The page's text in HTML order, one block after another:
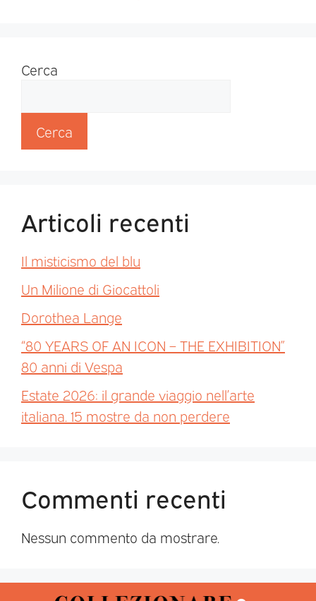
Cerca
Cerca
Articoli recenti
Il misticismo del blu
Un Milione di Giocattoli
Dorothea Lange
“80 YEARS OF AN ICON – THE EXHIBITION”
80 anni di Vespa
Estate 2026: il grande viaggio nell’arte
italiana. 15 mostre da non perdere
Commenti recenti
Nessun commento da mostrare.